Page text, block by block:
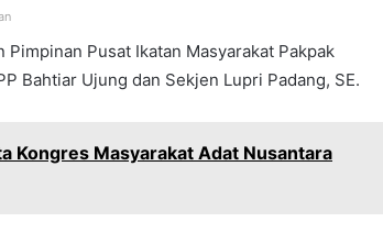
Pusat Ikatan Masyarakat Pakpak
Bahtiar Ujung dan Sekjen Lupri Padang, SE.
Kongres Masyarakat Adat Nusantara